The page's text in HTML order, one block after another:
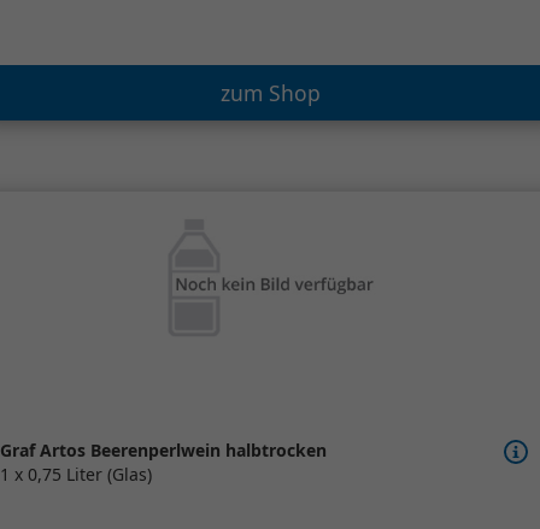
zum Shop
Graf Artos Beerenperlwein halbtrocken
1 x 0,75 Liter (Glas)